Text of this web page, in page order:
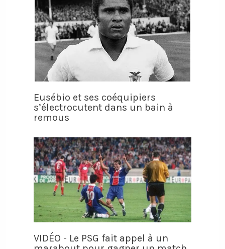
Eusébio et ses coéquipiers
s’électrocutent dans un bain à
remous
VIDÉO - Le PSG fait appel à un